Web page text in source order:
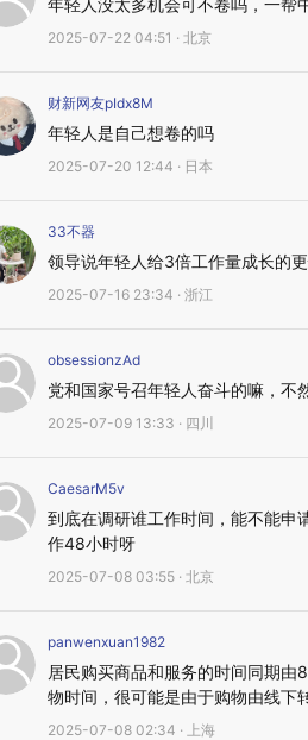
年轻人没太多机会可不卷吗，一帮
2025-07-22 04:51 · 北京
财新网友pIdx8M
年轻人是自己想卷的吗
2025-07-20 12:44 · 日本
33不器
领导说年轻人给3倍工作量成长的
2025-07-16 23:34 · 浙江
obsessionzAd
党和国家号召年轻人奋斗的嘛，不
2025-07-09 13:33 · 四川
CaesarM5v
到底在调研谁工作时间，能不能申
作48小时呀
2025-07-08 03:55 · 北京
panwenxuan1982
居民购买商品和服务的时间同期
物时间，很可能是由于购物由线下
2025-07-08 02:34 · 上海